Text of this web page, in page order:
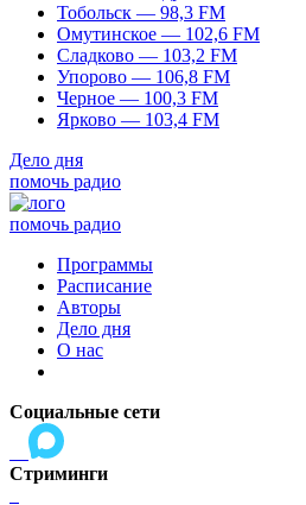
Тобольск — 98,3 FM
Омутинское — 102,6 FM
Сладково — 103,2 FM
Упорово — 106,8 FM
Черное — 100,3 FM
Ярково — 103,4 FM
Дело дня
помочь радио
помочь радио
Программы
Расписание
Авторы
Дело дня
О нас
Социальные сети
Стриминги